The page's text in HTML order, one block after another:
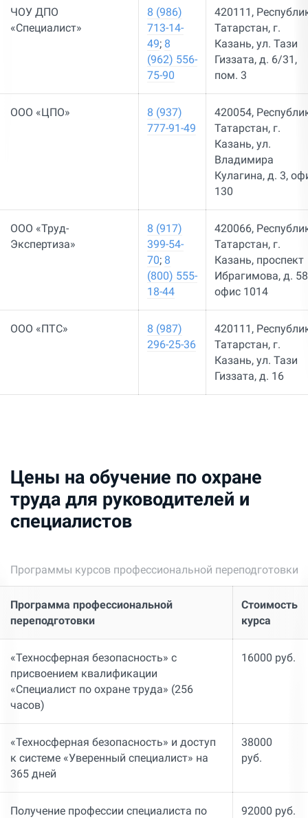
ЧОУ ДПО
«Специалист»
8 (986)
713-14-
49; 8
(962) 556-
75-90
420111,
Татарстан, г.
Казань, ул. Тази
Гиззата, д. 6/31,
пом. 3
ООО «ЦПО»
8 (937)
777-91-49
420054,
Татарстан, г.
Казань, ул.
Владимира
Кулагина, д. 3,
130
ООО «Труд-
Экспертиза»
8 (917)
399-54-
70; 8
(800) 555-
18-44
420066,
Татарстан, г.
Казань, проспект
Ибрагимова, д.
офис 1014
ООО «ПТС»
8 (987)
296-25-36
420111,
Татарстан, г.
Казань, ул. Тази
Гиззата, д. 16
Цены на обучение по охране
труда для руководителей и
специалистов
Программы курсов профессиональной переподготовки
Программа профессиональной
переподготовки
Стоимость
курса
«Техносферная безопасность» с
присвоением квалификации
«Специалист по охране труда» (256
часов)
16000 руб.
«Техносферная безопасность» и доступ
к системе «Уверенный специалист» на
365 дней
38000
руб.
Получение профессии специалиста по 92000 руб.